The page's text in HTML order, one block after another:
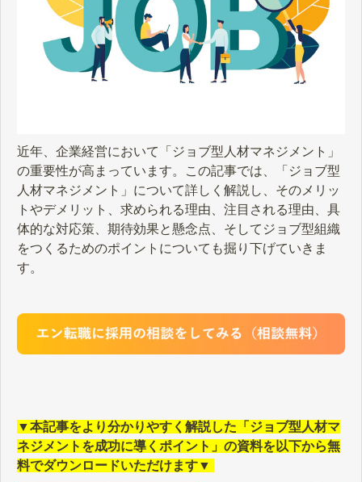
近年、企業経営において「ジョブ型人材マネジメント」
の重要性が高まっています。この記事では、「ジョブ型
人材マネジメント」について詳しく解説し、そのメリッ
トやデメリット、求められる理由、注目される理由、具
体的な対応策、期待効果と懸念点、そしてジョブ型組織
をつくるためのポイントについても掘り下げていきま
す。
▼本記事をより分かりやすく解説した「ジョブ型人材マ
ネジメントを成功に導くポイント」の資料を以下から無
料でダウンロードいただけます▼